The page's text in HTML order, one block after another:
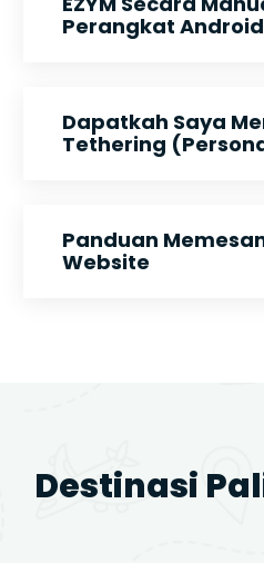
Perangkat
Dapatkah Saya
Tethering
Panduan Memesan
Website
Destinasi